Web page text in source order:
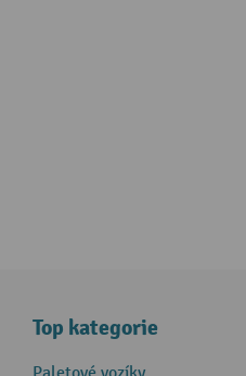
Top kategorie